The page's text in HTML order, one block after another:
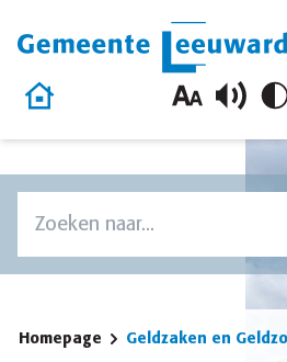
Gemeente Leeuwarden
Homepage
Homepage Geldzaken en